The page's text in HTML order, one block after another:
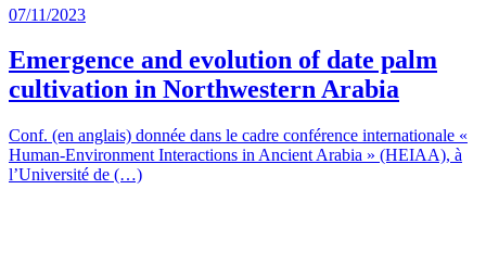
07/11/2023
Emergence and evolution of date palm
cultivation in Northwestern Arabia
Conf. (en anglais) donnée dans le cadre conférence internationale «
Human-Environment Interactions in Ancient Arabia » (HEIAA), à
l’Université de (…)